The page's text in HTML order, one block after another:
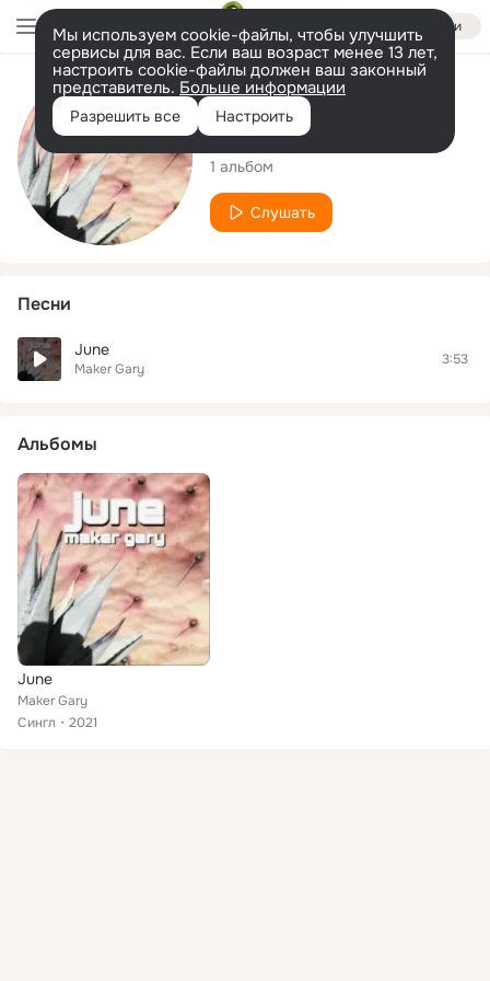
Войти
Мы используем cookie-файлы, чтобы улучшить
сервисы для вас. Если ваш возраст менее 13 лет,
настроить cookie-файлы должен ваш законный
представитель. Больше информации
Разрешить все Настроить
Исполнитель
Maker Gary
1 альбом
Слушать
Песни
June
Maker Gary
3:53
Альбомы
June
Maker Gary
Сингл
2021